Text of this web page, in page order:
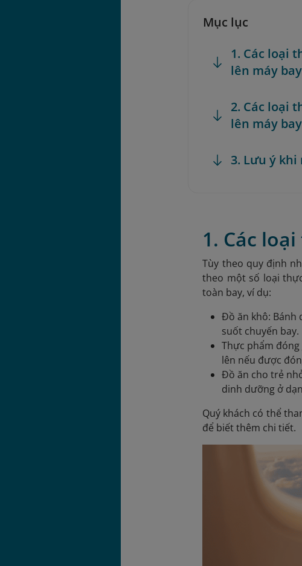
Mục lục
1. Các loại
lên máy bay
2. Các loại
lên máy bay
3. Lưu ý
1. Các
Tùy theo quy định
theo một số loại
toàn bay, ví dụ:
Đồ ăn khô: Bánh
suốt chuyến bay.
Thực phẩm
lên nếu được
Đồ ăn cho trẻ
dinh dưỡng ở
Quý khách có thể
để biết thêm chi tiết.